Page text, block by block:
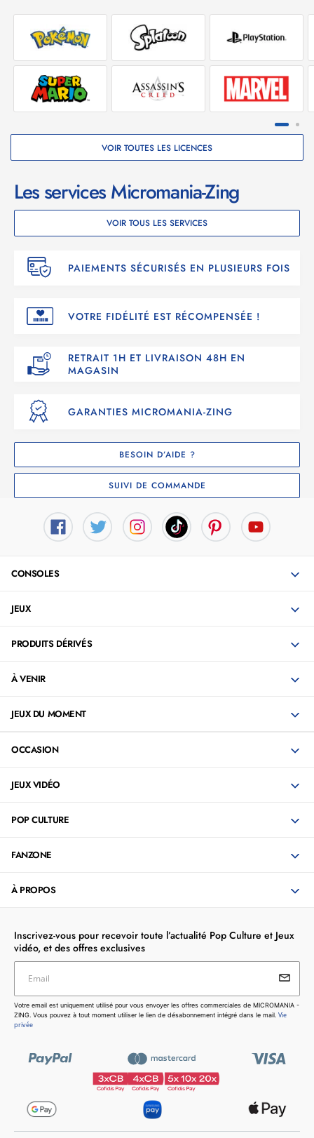
VOIR TOUTES LES LICENCES
Les services Micromania-Zing
VOIR TOUS LES SERVICES
PAIEMENTS SÉCURISÉS EN PLUSIEURS FOIS
VOTRE FIDÉLITÉ EST RÉCOMPENSÉE !
RETRAIT 1H ET LIVRAISON 48H EN
MAGASIN
GARANTIES MICROMANIA-ZING
BESOIN D’AIDE ?
SUIVI DE COMMANDE
CONSOLES
JEUX
PRODUITS DÉRIVÉS
À VENIR
JEUX DU MOMENT
OCCASION
JEUX VIDÉO
POP CULTURE
FANZONE
À PROPOS
Inscrivez-vous pour recevoir toute l’actualité Pop Culture et Jeux
vidéo, et des offres exclusives
Votre email est uniquement utilisé pour vous envoyer les
offres commerciales de MICROMANIA - ZING. Vous pouvez
à tout moment utiliser le lien de désabonnement intégré dans
Email
Votre email est uniquement utilisé pour vous envoyer les offres commerciales de MICROMANIA -
ZING. Vous pouvez à tout moment utiliser le lien de désabonnement intégré dans le mail. Vie
privée